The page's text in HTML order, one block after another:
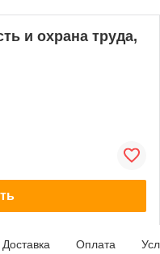
и охрана труда,
Доставка Оплата